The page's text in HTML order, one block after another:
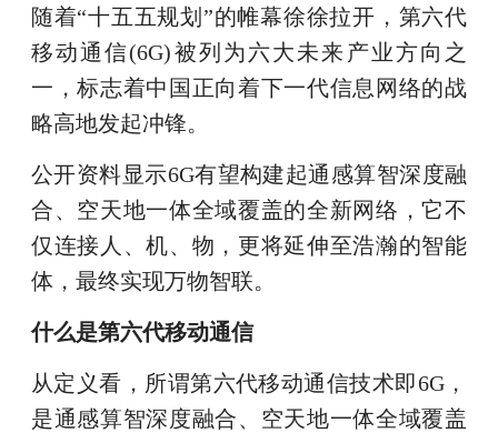
随着“十五五规划”的帷幕徐徐拉开，第六代
移动通信(6G)被列为六大未来产业方向之
一，标志着中国正向着下一代信息网络的战
略高地发起冲锋。
公开资料显示6G有望构建起通感算智深度融
合、空天地一体全域覆盖的全新网络，它不
仅连接人、机、物，更将延伸至浩瀚的智能
体，最终实现万物智联。
什么是第六代移动通信
从定义看，所谓第六代移动通信技术即6G，
是通感算智深度融合、空天地一体全域覆盖